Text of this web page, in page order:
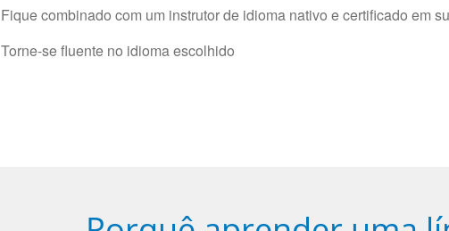
Fique combinado com um instrutor de idioma nativo e certificado em
Torne-se fluente no idioma escolhido